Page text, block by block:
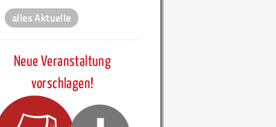
alles Aktuelle
Neue Veranstaltung
vorschlagen!